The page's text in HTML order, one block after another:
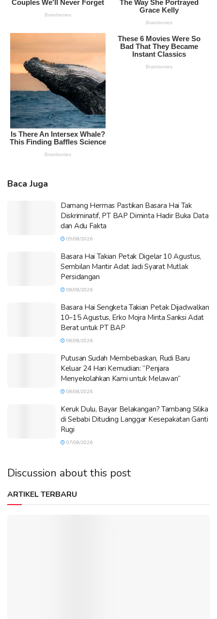
Baca Juga
Damang Hermas Pastikan Basara Hai Tak
Diskriminatif, PT BAP Diminta Hadir Buka Data
dan Adu Fakta
09/08/2026
Basara Hai Takian Petak Digelar 10 Agustus,
Sembilan Mantir Adat Jadi Syarat Mutlak
Persidangan
08/08/2026
Basara Hai Sengketa Takian Petak Dijadwalkan
10–15 Agustus, Erko Mojra Minta Sanksi Adat
Berat untuk PT BAP
08/08/2026
Putusan Sudah Membebaskan, Rudi Baru
Keluar 24 Hari Kemudian: “Penjara
Menyekolahkan Kami untuk Melawan”
08/08/2026
Keruk Dulu, Bayar Belakangan? Tambang Silika
di Sebabi Dituding Langgar Kesepakatan Ganti
Rugi
07/08/2026
Discussion about this post
ARTIKEL TERBARU